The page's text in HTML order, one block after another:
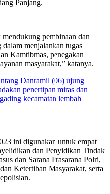
Panjang.
pembinaan dan
dalam menjalankan tugas
Kamtibmas, penegakan
masyarakat,” katanya.
Danramil (06) ujung
penertipan miras dan
kecamatan lembah
ini digunakan untuk empat
dan Penyidikan Tindak
dan Sarana Prasarana Polri,
Ketertiban Masyarakat, serta